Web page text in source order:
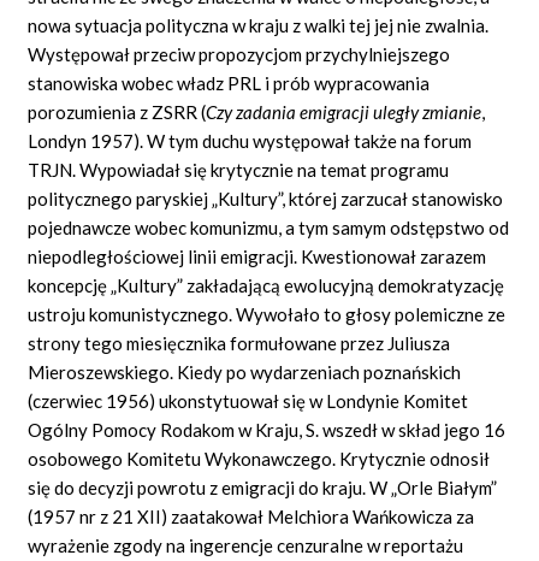
nowa sytuacja polityczna w kraju z walki tej jej nie zwalnia.
Występował przeciw propozycjom przychylniejszego
stanowiska wobec władz PRL i prób wypracowania
porozumienia z ZSRR (Czy zadania emigracji uległy zmianie,
Londyn 1957). W tym duchu występował także na forum
TRJN. Wypowiadał się krytycznie na temat programu
politycznego paryskiej „Kultury”, której zarzucał stanowisko
pojednawcze wobec komunizmu, a tym samym odstępstwo od
niepodległościowej linii emigracji. Kwestionował zarazem
koncepcję „Kultury” zakładającą ewolucyjną demokratyzację
ustroju komunistycznego. Wywołało to głosy polemiczne ze
strony tego miesięcznika formułowane przez Juliusza
Mieroszewskiego. Kiedy po wydarzeniach poznańskich
(czerwiec 1956) ukonstytuował się w Londynie Komitet
Ogólny Pomocy Rodakom w Kraju, S. wszedł w skład jego 16
osobowego Komitetu Wykonawczego. Krytycznie odnosił
się do decyzji powrotu z emigracji do kraju. W „Orle Białym”
(1957 nr z 21 XII) zaatakował Melchiora Wańkowicza za
wyrażenie zgody na ingerencje cenzuralne w reportażu